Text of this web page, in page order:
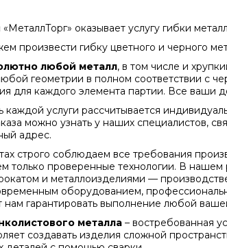
оказывает услугу гибки
произвести гибку цветного и черного
любой металл, в том числе и
геометрии в полном соответствии с
для каждого элемента партии. Все ваши
каждой услуги рассчитывается
можно узнать у наших специалистов,
адрес.
строго соблюдаем все требования
только проверенные технологии. В
и металлоизделиями —
оборудованием,
нам гарантировать выполнение любой
металла– востребованная
создавать изделия сложной